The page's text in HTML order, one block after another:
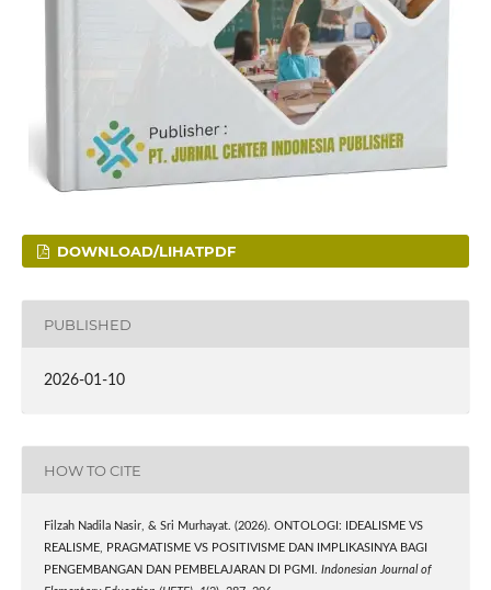
DOWNLOAD/LIHATPDF
PUBLISHED
2026-01-10
HOW TO CITE
Filzah Nadila Nasir, & Sri Murhayat. (2026). ONTOLOGI: IDEALISME VS
REALISME, PRAGMATISME VS POSITIVISME DAN IMPLIKASINYA BAGI
PENGEMBANGAN DAN PEMBELAJARAN DI PGMI. Indonesian Journal of